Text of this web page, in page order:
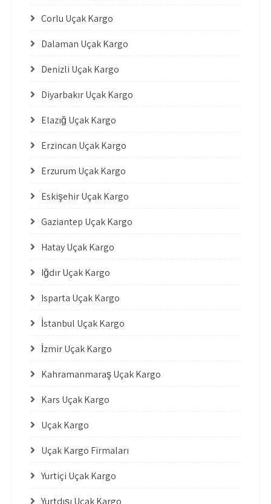
Çorlu Uçak Kargo
Dalaman Uçak Kargo
Denizli Uçak Kargo
Diyarbakır Uçak Kargo
Elazığ Uçak Kargo
Erzincan Uçak Kargo
Erzurum Uçak Kargo
Eskişehir Uçak Kargo
Gaziantep Uçak Kargo
Hatay Uçak Kargo
Iğdır Uçak Kargo
Isparta Uçak Kargo
İstanbul Uçak Kargo
İzmir Uçak Kargo
Kahramanmaraş Uçak Kargo
Kars Uçak Kargo
Uçak Kargo
Uçak Kargo Firmaları
Yurtiçi Uçak Kargo
Yurtdışı Uçak Kargo